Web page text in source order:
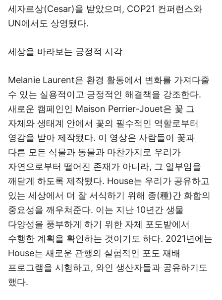
세자르상(Cesar)을 받았으며, COP21 컨퍼런스와
UN에서도 상영됐다.
세상을 바라보는 긍정적 시각
Melanie Laurent은 환경 활동에서 변화를 가져다줄
수 있는 실용적이고 긍정적인 해결책을 강조한다.
새로운 캠페인인 Maison Perrier-Jouet은 꽃 그
자체와 생태계 안에서 꽃의 필수적인 역할로부터
영감을 받아 제작됐다. 이 영상은 사람들이 꽃과
다른 모든 식물과 동물과 마찬가지로 우리가
자연으로부터 떨어진 존재가 아니라, 그 일부임을
깨닫게 하도록 제작됐다. House는 우리가 공유하고
있는 세상에서 더 잘 서식하기 위해 종(種)간 화합의
중요성을 깨우쳐준다. 이는 지난 10년간 생물
다양성을 풍부하게 하기 위한 자체 포도밭에서
수행한 계획을 확인하는 것이기도 하다. 2021년에는
House는 새로운 관행의 실험적인 포도 재배
프로그램을 시험하고, 와인 생산자들과 공유하기도
했다.